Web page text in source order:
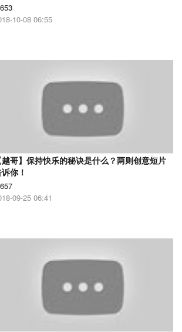
10-08 06:55
越哥】保持快乐的秘诀是什么？两则创意短片
你！
09-25 06:41